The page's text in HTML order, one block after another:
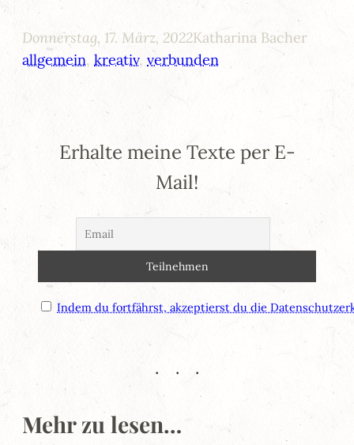
Donnerstag, 17. März, 2022Katharina Bacher
allgemein, kreativ, verbunden
Erhalte meine Texte per E-
Mail!
Indem du fortfährst, akzeptierst du die
Mehr zu lesen…